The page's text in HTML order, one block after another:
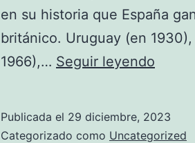
en su historia que España
británico. Uruguay (en
1966),… Seguir leyendo
Publicada el 29 diciembre, 2023
Categorizado como Uncategorized